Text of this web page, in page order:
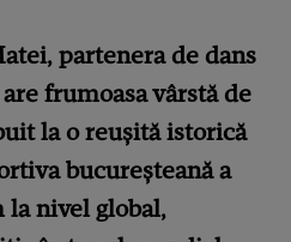
partenera de dans
frumoasa vârstă de
la o reușită istorică
bucureșteană a
nivel global,